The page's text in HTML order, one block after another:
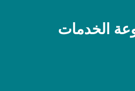
الخدمات